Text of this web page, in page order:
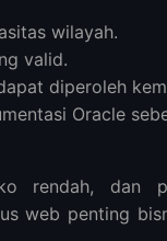
wilayah.
valid.
diperoleh
Oracle
rendah, dan
web penting